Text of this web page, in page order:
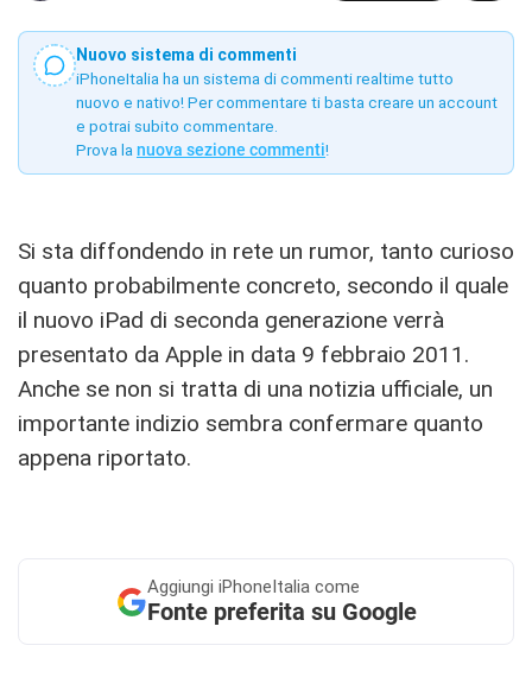
Nuovo sistema di commenti
iPhoneItalia ha un sistema di commenti realtime tutto
nuovo e nativo! Per commentare ti basta creare un account
e potrai subito commentare.
Prova la nuova sezione commenti!
Si sta diffondendo in rete un rumor, tanto curioso
quanto probabilmente concreto, secondo il quale
il nuovo iPad di seconda generazione verrà
presentato da Apple in data 9 febbraio 2011.
Anche se non si tratta di una notizia ufficiale, un
importante indizio sembra confermare quanto
appena riportato.
Aggiungi iPhoneItalia come
Fonte preferita su Google